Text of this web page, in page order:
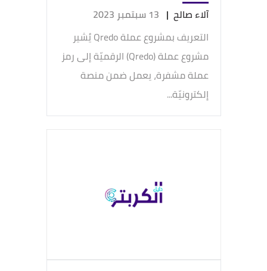
آلاء صالح | 13 سبتمبر 2023
التعريف بمشروع عملة Qredo يُشير
مشروع عملة (Qredo) الرقميّة إلى رمز
عملة مشفرة، يعمل ضمن منصة
إلكترونيّة...